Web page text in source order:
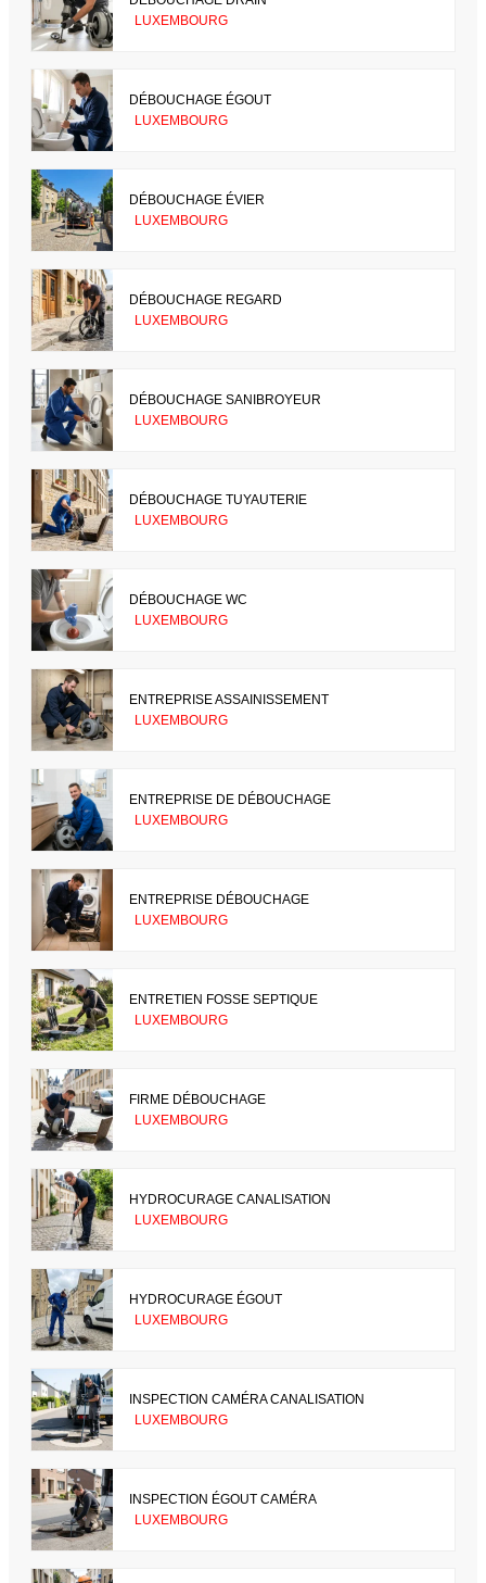
LUXEMBOURG
DÉBOUCHAGE ÉGOUT
LUXEMBOURG
DÉBOUCHAGE ÉVIER
LUXEMBOURG
DÉBOUCHAGE REGARD
LUXEMBOURG
DÉBOUCHAGE SANIBROYEUR
LUXEMBOURG
DÉBOUCHAGE TUYAUTERIE
LUXEMBOURG
DÉBOUCHAGE WC
LUXEMBOURG
ENTREPRISE ASSAINISSEMENT
LUXEMBOURG
ENTREPRISE DE DÉBOUCHAGE
LUXEMBOURG
ENTREPRISE DÉBOUCHAGE
LUXEMBOURG
ENTRETIEN FOSSE SEPTIQUE
LUXEMBOURG
FIRME DÉBOUCHAGE
LUXEMBOURG
HYDROCURAGE CANALISATION
LUXEMBOURG
HYDROCURAGE ÉGOUT
LUXEMBOURG
INSPECTION CAMÉRA CANALISATION
LUXEMBOURG
INSPECTION ÉGOUT CAMÉRA
LUXEMBOURG